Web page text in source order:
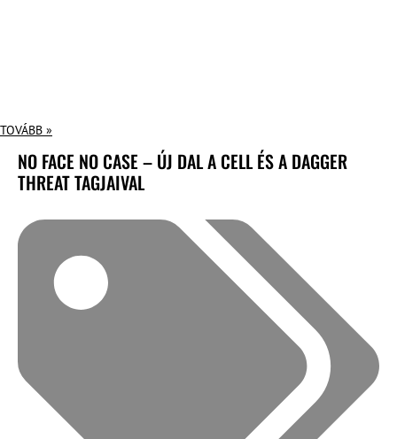
TOVÁBB »
NO FACE NO CASE – ÚJ DAL A CELL ÉS A DAGGER
THREAT TAGJAIVAL